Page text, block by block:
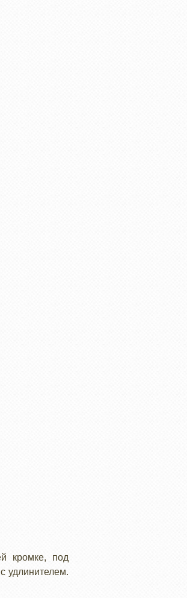
кромке, под
удлинителем.